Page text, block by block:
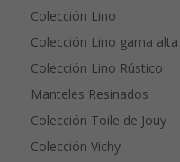
Colección Lino
Colección Lino gama alta
Colección Lino Rústico
Manteles Resinados
Colección Toile de Jouy
Colección Vichy